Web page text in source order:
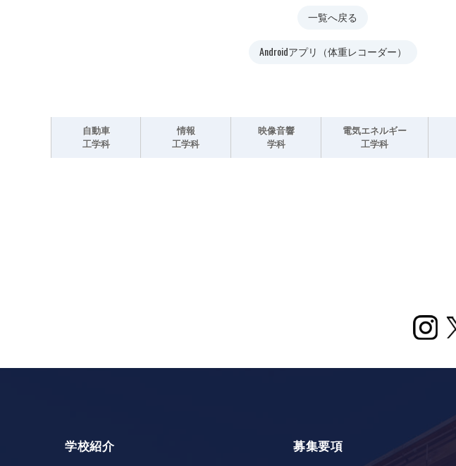
一覧へ戻る
Androidアプリ（体重レコーダー）
自動車
工学科
情報
工学科
映像音響
学科
電気エネルギー
工学科
学校紹介 募集要項